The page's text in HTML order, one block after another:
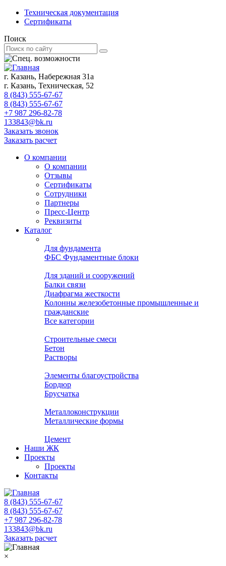
Техническая документация
Сертификаты
Поиск
г. Казань, Набережная 31а
г. Казань, Техническая, 52
8 (843) 555-67-67
8 (843) 555-67-67
+7 987 296-82-78
133843@bk.ru
Заказать звонок
Заказать расчет
О компании
О компании
Отзывы
Сертификаты
Сотрудники
Партнеры
Пресс-Центр
Реквизиты
Каталог
Для фундамента
ФБС Фундаментные блоки
Для зданий и сооружений
Балки связи
Диафрагма жесткости
Колонны железобетонные промышленные и
гражданские
Все категории
Строительные смеси
Бетон
Растворы
Элементы благоустройства
Бордюр
Брусчатка
Металлоконструкции
Металлические формы
Цемент
Наши ЖК
Проекты
Проекты
Контакты
8 (843) 555-67-67
8 (843) 555-67-67
+7 987 296-82-78
133843@bk.ru
Заказать расчет
×